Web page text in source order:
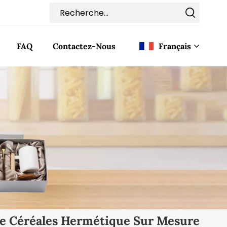
FAQ Contactez-Nous Français
English
Français
Español
Céréales Hermétique Sur Mesure